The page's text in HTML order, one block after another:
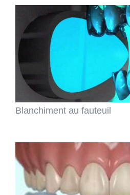
Blanchiment au fauteuil